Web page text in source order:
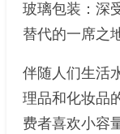
玻璃包装：深
替代的一席之
伴随人们生活
理品和化妆品
费者喜欢小容